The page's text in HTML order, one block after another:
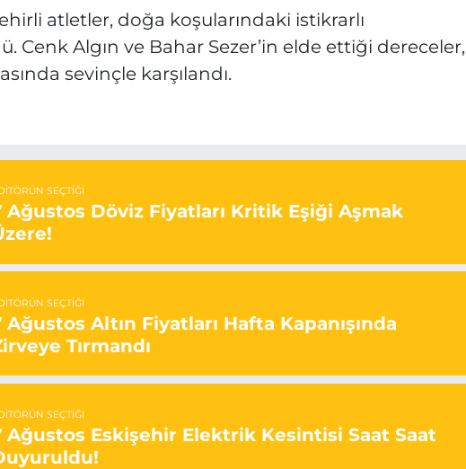
atletler, doğa koşularındaki istikrarlı
Cenk Algın ve Bahar Sezer’in elde ettiği dereceler,
sevinçle karşılandı.
SEÇTIĞI
Ağustos Döviz Fiyatları Kritik Eşiği Aşmak
SEÇTIĞI
Ağustos Altın Fiyatları Hafta Kapanışında
Tırmandı
SEÇTIĞI
Ağustos Eskişehir Elektrik Kesintisi Saat Saat